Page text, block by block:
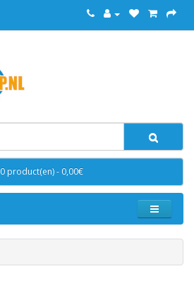
0 product(en) - 0,00€